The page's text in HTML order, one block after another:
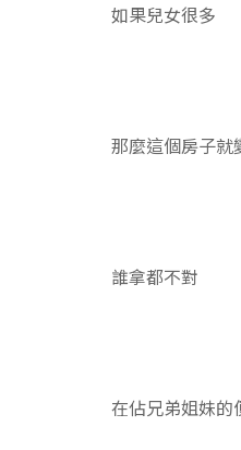
如果兒女很多
那麼這個房子就
誰拿都不對
在佔兄弟姐妹的